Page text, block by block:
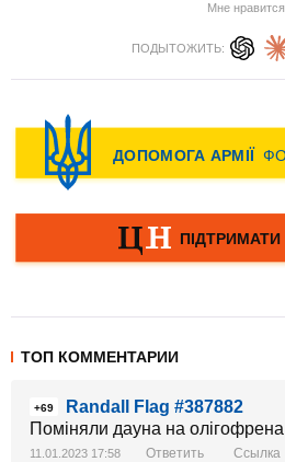
Мне нравится
ПОДЫТОЖИТЬ:
ТОП КОММЕНТАРИИ
+69
Randall Flag #387882
Поміняли дауна на олігофрена
11.01.2023 17:58 Ответить Ссылка